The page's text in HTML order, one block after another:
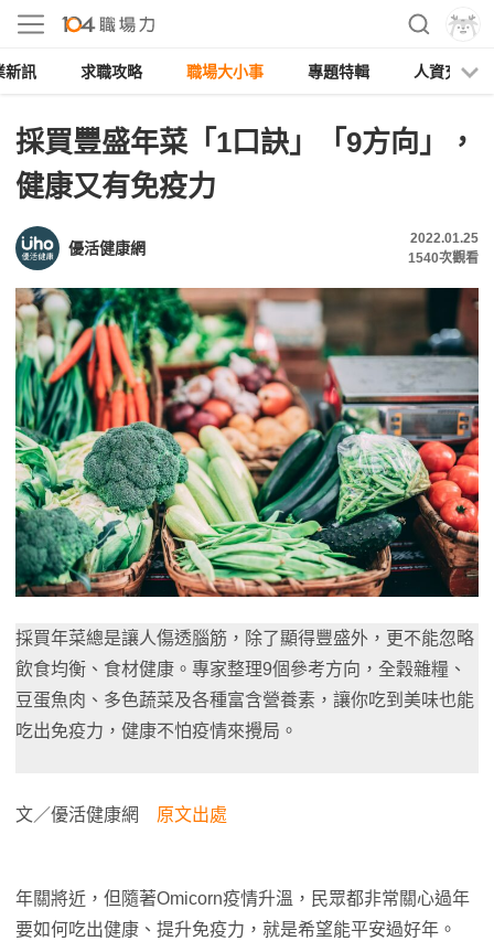
新訊 求職攻略 職場大小事 專題特輯 人資充電
採買豐盛年菜「1口訣」「9方向」，
健康又有免疫力
優活健康網
2022.01.25
1540次觀看
採買年菜總是讓人傷透腦筋，除了顯得豐盛外，更不能忽略
飲食均衡、食材健康。專家整理9個參考方向，全穀雜糧、
豆蛋魚肉、多色蔬菜及各種富含營養素，讓你吃到美味也能
吃出免疫力，健康不怕疫情來攪局。
文／優活健康網 原文出處
年關將近，但隨著Omicorn疫情升溫，民眾都非常關心過年
要如何吃出健康、提升免疫力，就是希望能平安過好年。